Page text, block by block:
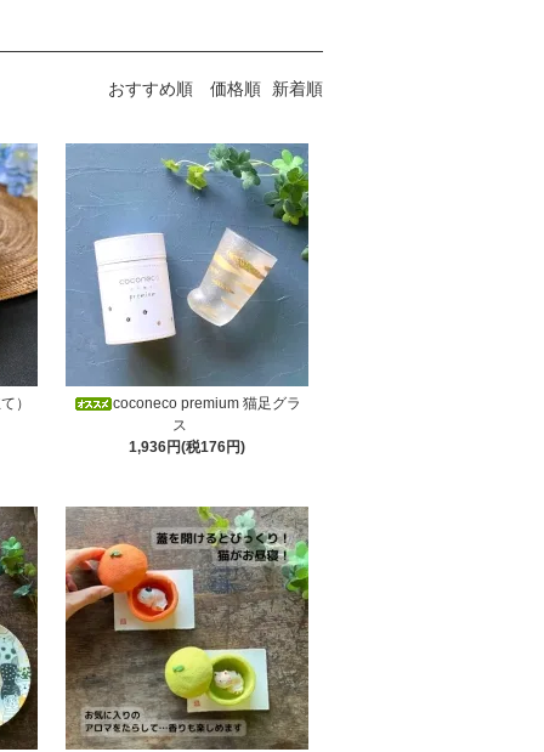
おすすめ順 価格順 新着順
）
coconeco premium 猫足グラ
ス
1,936円(税176円)